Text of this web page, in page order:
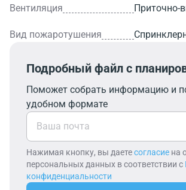
Вентиляция Приточно-
Вид пожаротушения
Подробный файл с
Поможет собрать информацию и
удобном формате
Нажимая кнопку, вы даетесогласие на
персональных данных в соответствии с
конфиденциальности